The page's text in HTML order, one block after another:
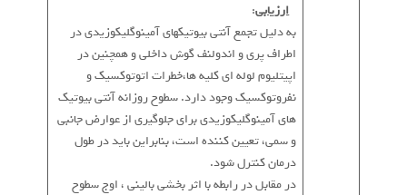
*ارزیابی:
به دلیل تجمع آنتی بیوتیکهای آمینوگلیکوزیدی در
اطراف پری و اندولنف گوش داخلی و همچنین در
اپیتلیوم لوله ای کلیه ها،خطرات اتوتوکسیک و
نفروتوکسیک وجود دارد. سطوح روزانه آنتی بیوتیک
های آمینوگلیکوزیدی برای جلوگیری از عوارض جانبی
و سمی، تعیین کننده است، بنابراین باید در طول
درمان کنترل شود.
در مقابل در رابطه با اثر بخشی بالینی ، اوج سطوح